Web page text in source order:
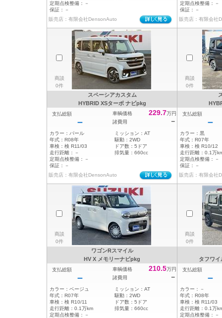
定期点検整備：
－
保証：
－
販売店：有限会社DensonAuto
定期点検整備：
－
保証：
－
販売店：有限会社
商談
0件
スペーシアカスタム
HYBRID XSターボ ナビpkg
支払総額
－
車輌価格 229.7万円
諸費用
－
カラー： パール ミッション： AT
年式： R08年 駆動： 2WD
車検： 検 R11/03 ドア数： 5ドア
走行距離：
－ 排気量： 660cc
定期点検整備：
－
保証：
－
販売店：有限会社DensonAuto
商談
0件
支払総額
－
カラー： 黒
年式： R07年
車検： 検 R10/12
走行距離： 0.1万
定期点検整備：
－
保証：
－
販売店：有限会社
商談
0件
ワゴンRスマイル
HV X メモリーナビpkg
支払総額
－
車輌価格 210.5万円
諸費用
－
カラー： ベージュ ミッション： AT
年式： R07年 駆動： 2WD
車検： 検 R10/11 ドア数： 5ドア
走行距離： 0.1万km 排気量： 660cc
定期点検整備：
－
商談
0件
タフワ
支払総額
－
カラー：
－
年式： R08年
車検： 検 R11/03
走行距離： 0.1万
定期点検整備：
－